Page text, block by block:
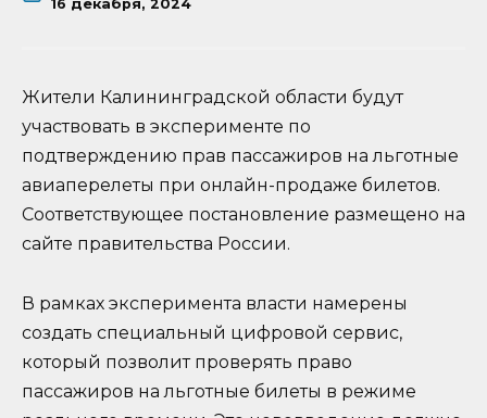
16 декабря, 2024
Жители Калининградской области будут
участвовать в эксперименте по
подтверждению прав пассажиров на льготные
авиаперелеты при онлайн-продаже билетов.
Соответствующее постановление размещено на
сайте правительства России.
В рамках эксперимента власти намерены
создать специальный цифровой сервис,
который позволит проверять право
пассажиров на льготные билеты в режиме